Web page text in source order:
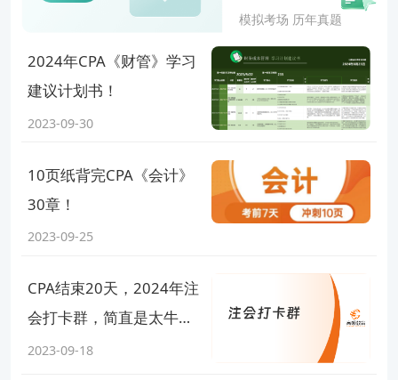
相关阅读
2023年注册会计师准考证打印时间哪天？8月7日—22日！
讲真，23年cpa8月份考试时间不远了，缴费后就是冲刺了！
cpa每科考试时间考多久？至少2小时，多则3.5小时！
版权声明：本条内容自发布之日起，有效期为一个月。凡本网站注
明“来源高顿教育”或“来源高顿网校”或“来源高顿”的所有作品，均为本
不得转载、链接、转帖或以其他方式使用。 经本网站合法授权的，应
在授权范围内使用，且使用时必须注明“来源高顿教育”或“来源高顿网
校”或“来源高顿”，并不得对作品中出现的“高顿”字样进行删减、替换
等。违反上述声明者，本网站将依法追究其法律责任。 本网站的部分
资料转载自互联网，均尽力标明作者和出处。本网站转载的目的在于
CPA报名注意事项有哪些
模拟考场 历年真题
2024年CPA《财管》学习
建议计划书！
2023-09-30
10页纸背完CPA《会计》
30章！
2023-09-25
CPA结束20天，2024年注
会打卡群，简直是太牛
了！
2023-09-18